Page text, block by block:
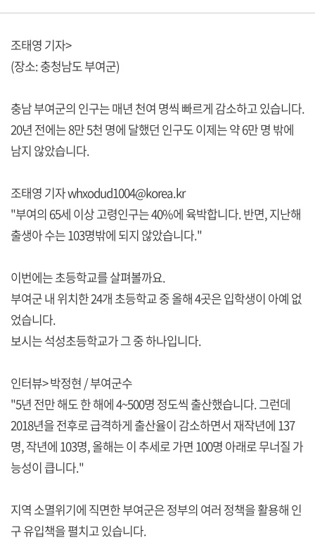
조태영 기자>
(장소: 충청남도 부여군)
충남 부여군의 인구는 매년 천여 명씩 빠르게 감소하고 있습니다.
20년 전에는 8만 5천 명에 달했던 인구도 이제는 약 6만 명 밖에
남지 않았습니다.
조태영 기자 whxodud1004@korea.kr
"부여의 65세 이상 고령인구는 40%에 육박합니다. 반면, 지난해
출생아 수는 103명밖에 되지 않았습니다."
이번에는 초등학교를 살펴볼까요.
부여군 내 위치한 24개 초등학교 중 올해 4곳은 입학생이 아예 없
었습니다.
보시는 석성초등학교가 그 중 하나입니다.
인터뷰> 박정현 / 부여군수
"5년 전만 해도 한 해에 4~500명 정도씩 출산했습니다. 그런데
2018년을 전후로 급격하게 출산율이 감소하면서 재작년에 137
명, 작년에 103명, 올해는 이 추세로 가면 100명 아래로 무너질 가
능성이 큽니다."
지역 소멸위기에 직면한 부여군은 정부의 여러 정책을 활용해 인
구 유입책을 펼치고 있습니다.